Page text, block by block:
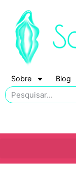
Sobre Blog